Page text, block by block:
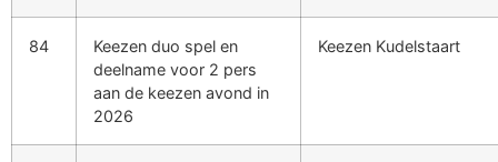
84
Keezen duo spel en
deelname voor 2 pers
aan de keezen avond in
2026
Keezen Kudelstaart